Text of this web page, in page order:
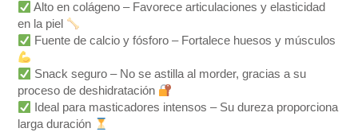
Alto en colágeno – Favorece articulaciones y elasticidad
en la piel
Fuente de calcio y fósforo – Fortalece huesos y músculos
Snack seguro – No se astilla al morder, gracias a su
proceso de deshidratación
Ideal para masticadores intensos – Su dureza proporciona
larga duración